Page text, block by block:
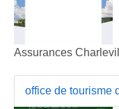
Assurances
office de tourisme